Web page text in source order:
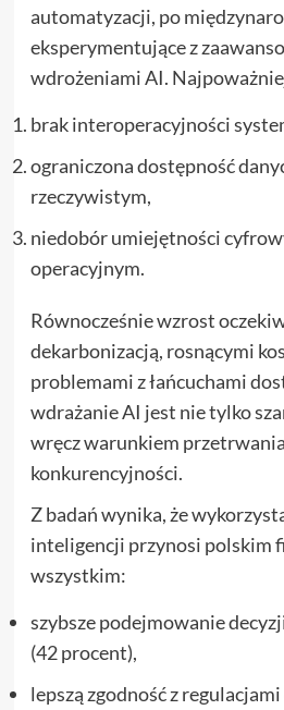
automatyzacji, po
eksperymentujące z
wdrożeniami AI.
brak interoperacyjności
ograniczona dostępność
rzeczywistym,
niedobór umiejętności
operacyjnym.
Równocześnie wzrost
dekarbonizacją, rosnącymi
problemami z łańcuchami
wdrażanie AI jest nie tylko
wręcz warunkiem
konkurencyjności.
Z badań wynika, że
inteligencji przynosi polskim
wszystkim:
szybsze podejmowanie
(42 procent),
lepszą zgodność z